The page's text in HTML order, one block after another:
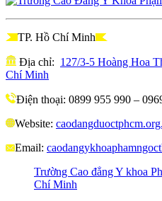
TP. Hồ Chí Minh
Địa chỉ: 127/3-5 Hoàng Hoa
Chí Minh
Điện thoại: 0899 955 990 –
Website:
Email:
Trường Cao đẳng Y khoa
Chí Minh